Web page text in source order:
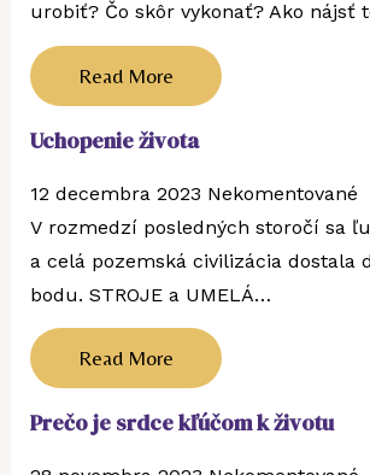
urobiť? Čo skôr vykonať? Ako nájsť
Read More
Uchopenie života
12 decembra 2023 Nekomentované
V rozmedzí posledných storočí sa
a celá pozemská civilizácia dostala
bodu. STROJE a UMELÁ…
Read More
Prečo je srdce kľúčom k životu